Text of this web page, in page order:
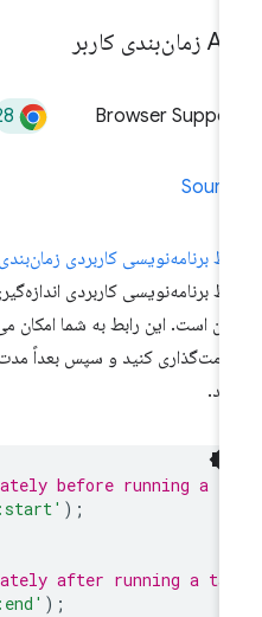
Browser
28
برنامه‌نویسی کاربردی زمان‌بندی
برنامه‌نویسی کاربردی اندازه‌گیری
است. این رابط به شما امکان
کنید و سپس بعداً مدت
before running a
after running a